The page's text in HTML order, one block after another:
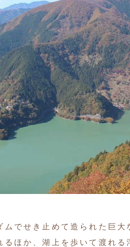
泊まる・癒やされる
季節の特集記事
でせき止めて造られた巨
ほか、湖上を歩いて渡れ